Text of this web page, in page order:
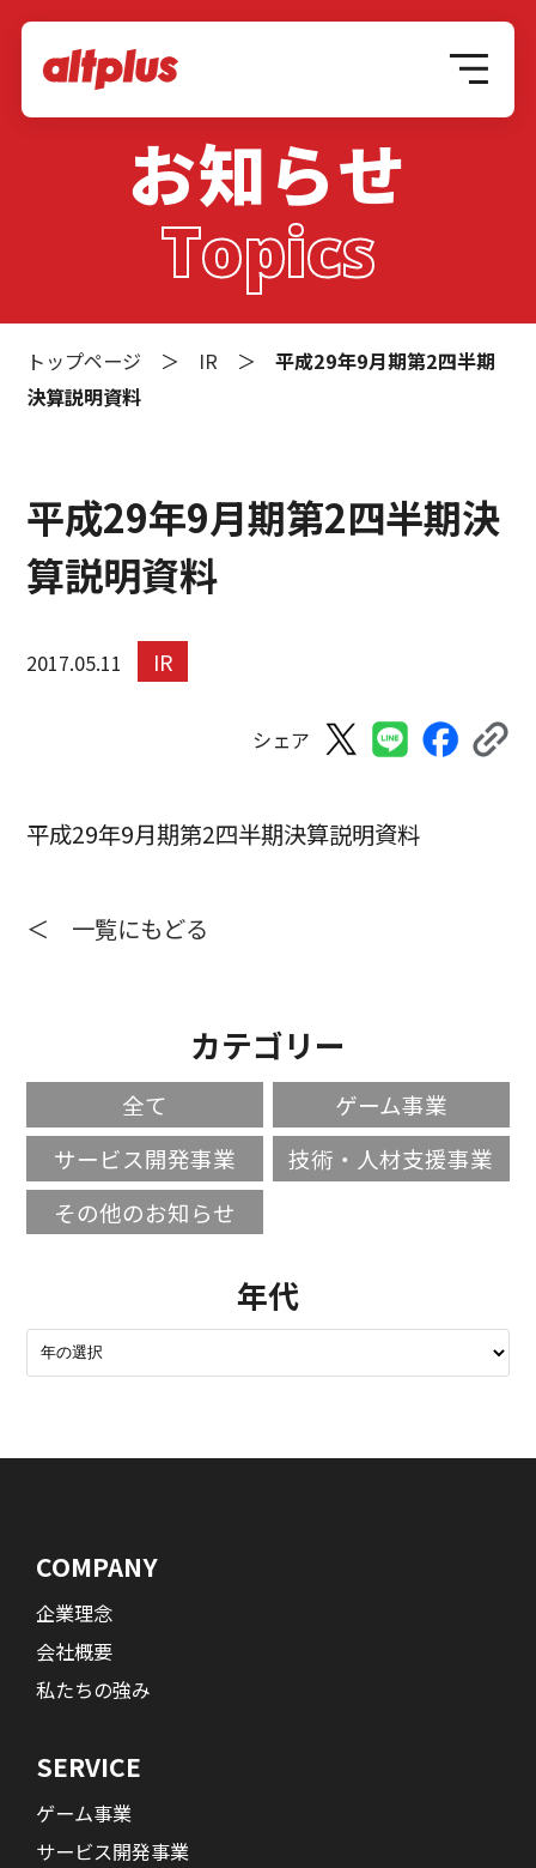
お知らせ
Topics
トップページ ＞ IR ＞平成29年9月期第2四半期
決算説明資料
平成29年9月期第2四半期決
算説明資料
2017.05.11 IR
シェア
平成29年9月期第2四半期決算説明資料
＜ 一覧にもどる
カテゴリー
全て
ゲーム事業
サービス開発事業
技術・人材支援事業
その他のお知らせ
年代
COMPANY
企業理念
会社概要
私たちの強み
SERVICE
ゲーム事業
サービス開発事業